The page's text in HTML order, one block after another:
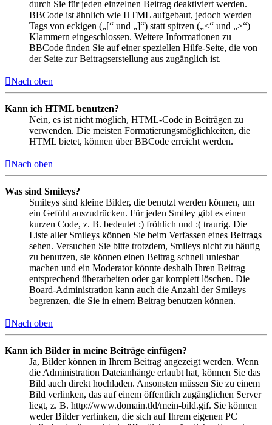
durch Sie für jeden einzelnen Beitrag deaktiviert werden.
BBCode ist ähnlich wie HTML aufgebaut, jedoch werden
Tags von eckigen („[“ und „]“) statt spitzen („<“ und „>“)
Klammern eingeschlossen. Weitere Informationen zu
BBCode finden Sie auf einer speziellen Hilfe-Seite, die von
der Seite zur Beitragserstellung aus zugänglich ist.
Nach oben
Kann ich HTML benutzen?
Nein, es ist nicht möglich, HTML-Code in Beiträgen zu
verwenden. Die meisten Formatierungsmöglichkeiten, die
HTML bietet, können über BBCode erreicht werden.
Nach oben
Was sind Smileys?
Smileys sind kleine Bilder, die benutzt werden können, um
ein Gefühl auszudrücken. Für jeden Smiley gibt es einen
kurzen Code, z. B. bedeutet :) fröhlich und :( traurig. Die
Liste aller Smileys können Sie beim Verfassen eines Beitrags
sehen. Versuchen Sie bitte trotzdem, Smileys nicht zu häufig
zu benutzen, sie können einen Beitrag schnell unlesbar
machen und ein Moderator könnte deshalb Ihren Beitrag
entsprechend überarbeiten oder gar komplett löschen. Die
Board-Administration kann auch die Anzahl der Smileys
begrenzen, die Sie in einem Beitrag benutzen können.
Nach oben
Kann ich Bilder in meine Beiträge einfügen?
Ja, Bilder können in Ihrem Beitrag angezeigt werden. Wenn
die Administration Dateianhänge erlaubt hat, können Sie das
Bild auch direkt hochladen. Ansonsten müssen Sie zu einem
Bild verlinken, das auf einem öffentlich zugänglichen Server
liegt, z. B. http://www.domain.tld/mein-bild.gif. Sie können
weder Bilder verlinken, die sich auf Ihrem eigenen PC